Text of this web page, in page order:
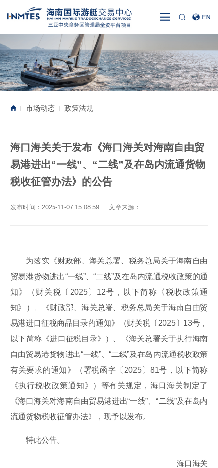
| 市场动态 | 政策法规
海口海关关于发布《海口海关对海南自由贸
易港进出“一线”、“二线”及在岛内流通货物
税收征管办法》的公告
发布时间：2025-11-07 15:08:59 文章来源：
为落实《财政部、海关总署、税务总局关于海南自由
贸易港货物进出“一线”、“二线”及在岛内流通税收政策的通
知》（财关税〔2025〕12号，以下简称《税收政策通
知》）、《财政部、海关总署、税务总局关于海南自由贸
易港进口征税商品目录的通知》（财关税〔2025〕13号，
以下简称《进口征税目录》）、《海关总署关于执行海南
自由贸易港货物进出“一线”、“二线”及在岛内流通税收政策
有关要求的通知》（署税函字〔2025〕81号，以下简称
《执行税收政策通知》）等有关规定，海口海关制定了
《海口海关对海南自由贸易港进出“一线”、“二线”及在岛内
流通货物税收征管办法》，现予以发布。
特此公告。
海口海关